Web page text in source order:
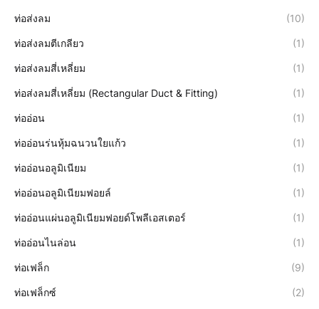
ท่อส่งลม (10)
ท่อส่งลมตีเกลียว (1)
ท่อส่งลมสี่เหลี่ยม (1)
ท่อส่งลมสี่เหลี่ยม (Rectangular Duct & Fitting) (1)
ท่ออ่อน (1)
ท่ออ่อนร่นหุ้มฉนวนใยแก้ว (1)
ท่ออ่อนอลูมิเนียม (1)
ท่ออ่อนอลูมิเนียมฟอยล์ (1)
ท่ออ่อนแผ่นอลูมิเนียมฟอยด์โพลีเอสเตอร์ (1)
ท่ออ่อนไนล่อน (1)
ท่อเฟล็ก (9)
ท่อเฟล็กซ์ (2)